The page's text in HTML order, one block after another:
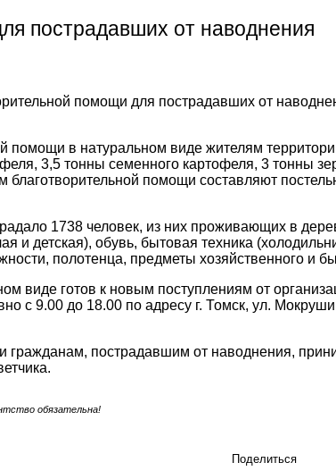
пострадавших от наводнения
помощи для пострадавших от
помощи в натуральном виде жителям
3,5 тонны семенного картофеля, 3 тонны
помощи составляют
1738 человек, из них проживающих в
и детская), обувь, бытовая техника
полотенца, предметы хозяйственного и
виде готов к новым поступлениям от
с 9.00 до 18.00 по адресу г. Томск, ул.
гражданам, пострадавшим от наводнения,
обязательна!
Поделиться